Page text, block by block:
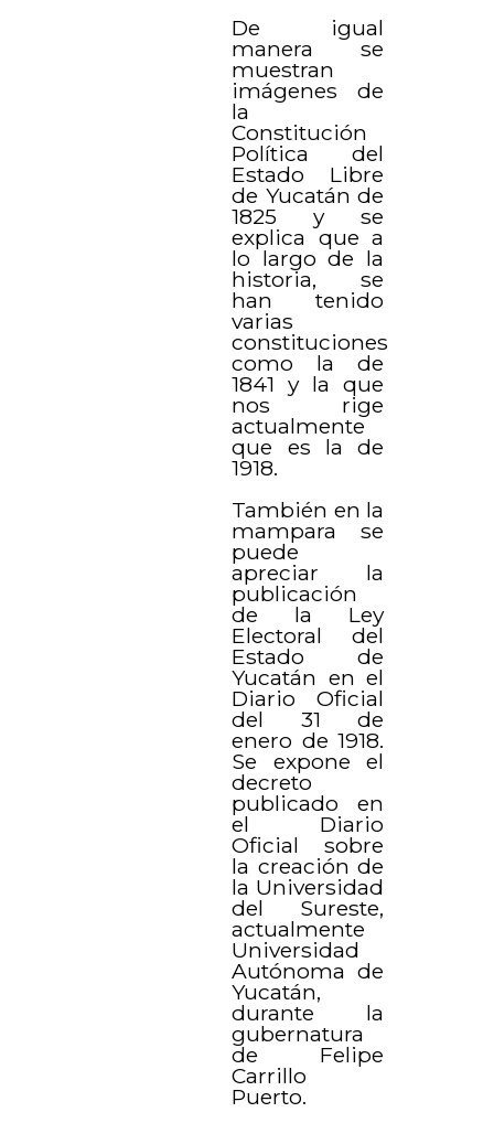
De igual
manera se
muestran
imágenes de
la
Constitución
Política del
Estado Libre
de Yucatán de
1825 y se
explica que a
lo largo de la
historia, se
han tenido
varias
constituciones
como la de
1841 y la que
nos rige
actualmente
que es la de
1918.
También en la
mampara se
puede
apreciar la
publicación
de la Ley
Electoral del
Estado de
Yucatán en el
Diario Oficial
del 31 de
enero de 1918.
Se expone el
decreto
publicado en
el Diario
Oficial sobre
la creación de
la Universidad
del Sureste,
actualmente
Universidad
Autónoma de
Yucatán,
durante la
gubernatura
de Felipe
Carrillo
Puerto.